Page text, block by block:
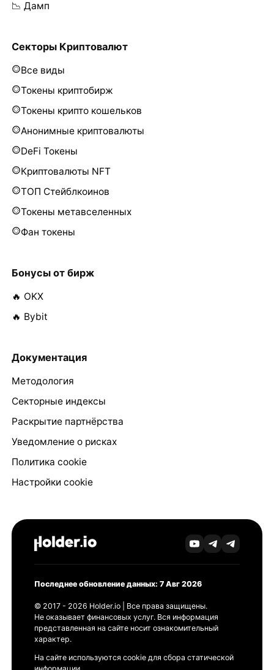
📉 Дамп
Секторы Криптовалют
Все виды
Токены криптобирж
Токены крипто кошельков
Анонимные криптовалюты
DeFi Токены
Криптовалюты NFT
ТОП Стейблкоинов
Токены метавселенных
Фан токены
Бонусы от бирж
🔥 OKX
🔥 Bybit
Документация
Методология
Секторные индексы
Раскрытие партнёрства
Уведомление о рисках
Политика cookie
Настройки cookie
Последнее обновление данных: 7 Авг 2026
© 2017 - 2026 Holder.io | Все права защищены.
Не оказывает финансовых услуг. Вся информация
представленная на сайте носит ознакомительный
характер.
На сайте используются cookie для сбора статической